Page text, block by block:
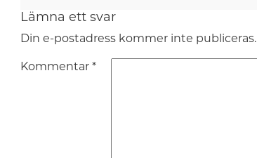
Lämna ett svar
Din e-postadress kommer inte publiceras.
Kommentar *